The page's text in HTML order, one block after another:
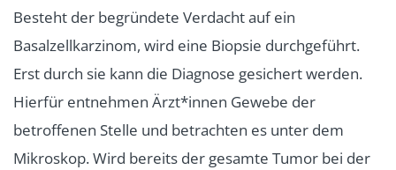
Besteht der begründete Verdacht auf ein
Basalzellkarzinom, wird eine Biopsie durchgeführt.
Erst durch sie kann die Diagnose gesichert werden.
Hierfür entnehmen Ärzt*innen Gewebe der
betroffenen Stelle und betrachten es unter dem
Mikroskop. Wird bereits der gesamte Tumor bei der